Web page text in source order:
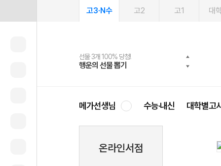
고3·N수 고2 고1 대
선물 3개 100% 당첨!
행운의 선물 뽑기
선물 100% 증정!
메가스터디 X 올리브
여름방학 스터디 캐시백
메가런 썸머스쿨
2027 러셀 단과
강사 공개선발
스마트러닝앱
설문 EVENT
메가패스
3일 무료 체험권
메가패스 수강생 무료혜택!
메가클럽 멤버십
사회공헌 캠페인
희망이룸 메가나눔
메가선생님 수능·내신 대학별고
온라인서점